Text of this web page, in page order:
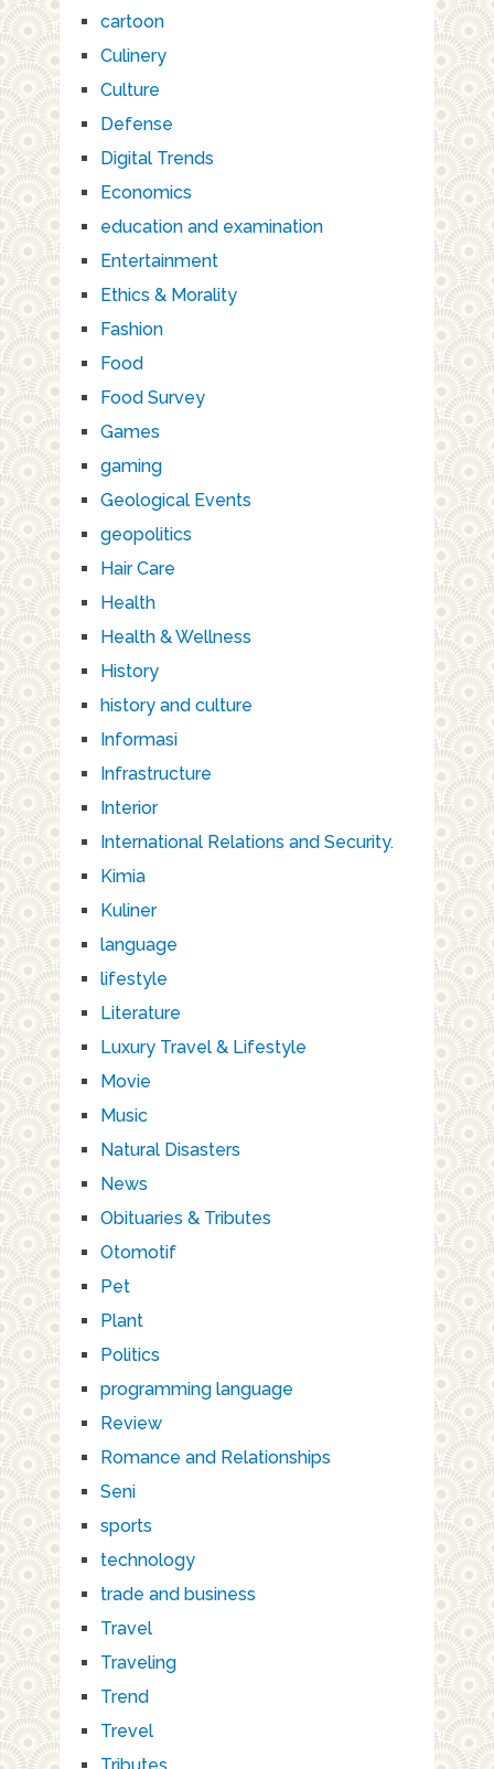
cartoon
Culinery
Culture
Defense
Digital Trends
Economics
education and examination
Entertainment
Ethics & Morality
Fashion
Food
Food Survey
Games
gaming
Geological Events
geopolitics
Hair Care
Health
Health & Wellness
History
history and culture
Informasi
Infrastructure
Interior
International Relations and Security.
Kimia
Kuliner
language
lifestyle
Literature
Luxury Travel & Lifestyle
Movie
Music
Natural Disasters
News
Obituaries & Tributes
Otomotif
Pet
Plant
Politics
programming language
Review
Romance and Relationships
Seni
sports
technology
trade and business
Travel
Traveling
Trend
Trevel